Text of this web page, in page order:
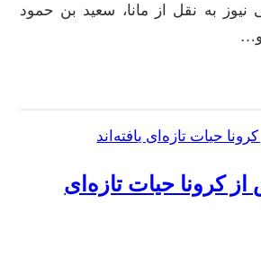
به نقل از مانا، سعید بن حمود
و…
کرونا حیات تازه‌ای